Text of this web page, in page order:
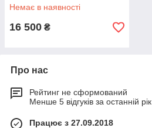
Немає в наявності
16 500 ₴
Про нас
Рейтинг не сформований
Менше 5 відгуків за останній рік
Працює з 27.09.2018